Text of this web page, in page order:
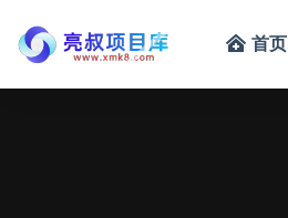
首页